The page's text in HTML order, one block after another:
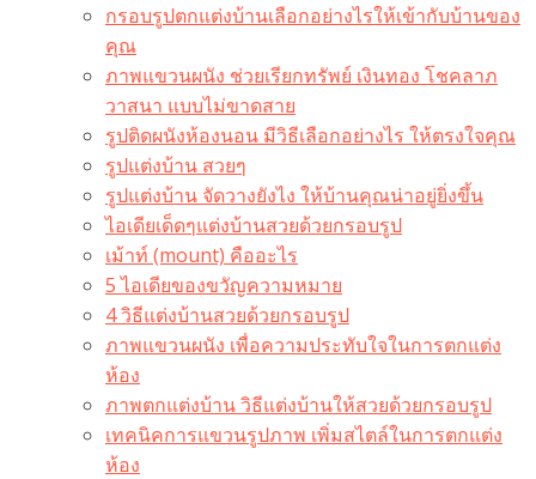
กรอบรูปตกแต่งบ้านเลือกอย่างไรให้เข้ากับบ้านของ
คุณ
ภาพแขวนผนัง ช่วยเรียกทรัพย์ เงินทอง โชคลาภ
วาสนา แบบไม่ขาดสาย
รูปติดผนังห้องนอน มีวิธีเลือกอย่างไร ให้ตรงใจคุณ
รูปแต่งบ้าน สวยๆ
รูปแต่งบ้าน จัดวางยังไง ให้บ้านคุณน่าอยู่ยิ่งขึ้น
ไอเดียเด็ดๆแต่งบ้านสวยด้วยกรอบรูป
เม้าท์ (mount) คืออะไร​
5 ไอเดียของขวัญความหมาย
4 วิธีแต่งบ้านสวยด้วยกรอบรูป
ภาพแขวนผนัง เพื่อความประทับใจในการตกแต่ง
ห้อง
ภาพตกแต่งบ้าน วิธีแต่งบ้านให้สวยด้วยกรอบรูป
เทคนิคการแขวนรูปภาพ เพิ่มสไตล์ในการตกแต่ง
ห้อง